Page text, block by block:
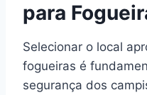
para
Selecionar o local
fogueiras é
segurança dos